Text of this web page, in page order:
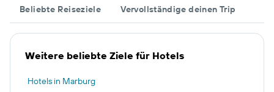
Beliebte Reiseziele Vervollständige deinen Trip
Weitere beliebte Ziele für Hotels
Hotels in Marburg